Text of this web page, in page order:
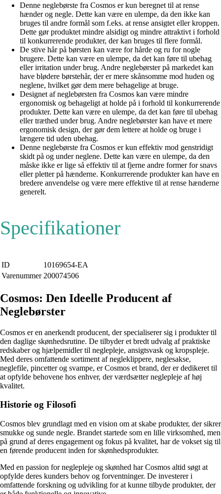
Denne neglebørste fra Cosmos er kun beregnet til at rense
hænder og negle. Dette kan være en ulempe, da den ikke kan
bruges til andre formål som f.eks. at rense ansigtet eller kroppen.
Dette gør produktet mindre alsidigt og mindre attraktivt i forhold
til konkurrerende produkter, der kan bruges til flere formål.
De stive hår på børsten kan være for hårde og ru for nogle
brugere. Dette kan være en ulempe, da det kan føre til ubehag
eller irritation under brug. Andre neglebørster på markedet kan
have blødere børstehår, der er mere skånsomme mod huden og
neglene, hvilket gør dem mere behagelige at bruge.
Designet af neglebørsten fra Cosmos kan være mindre
ergonomisk og behageligt at holde på i forhold til konkurrerende
produkter. Dette kan være en ulempe, da det kan føre til ubehag
eller træthed under brug. Andre neglebørster kan have et mere
ergonomisk design, der gør dem lettere at holde og bruge i
længere tid uden ubehag.
Denne neglebørste fra Cosmos er kun effektiv mod genstridigt
skidt på og under neglene. Dette kan være en ulempe, da den
måske ikke er lige så effektiv til at fjerne andre former for snavs
eller pletter på hænderne. Konkurrerende produkter kan have en
bredere anvendelse og være mere effektive til at rense hænderne
generelt.
Specifikationer
ID
10169654-EA
Varenummer 200074506
Cosmos: Den Ideelle Producent af
Neglebørster
Cosmos er en anerkendt producent, der specialiserer sig i produkter til
den daglige skønhedsrutine. De tilbyder et bredt udvalg af praktiske
redskaber og hjælpemidler til neglepleje, ansigtsvask og kropspleje.
Med deres omfattende sortiment af negleklippere, neglesakse,
neglefile, pincetter og svampe, er Cosmos et brand, der er dedikeret til
at opfylde behovene hos enhver, der værdsætter neglepleje af høj
kvalitet.
Historie og Filosofi
Cosmos blev grundlagt med en vision om at skabe produkter, der sikrer
smukke og sunde negle. Brandet startede som en lille virksomhed, men
på grund af deres engagement og fokus på kvalitet, har de vokset sig til
en førende producent inden for skønhedsprodukter.
Med en passion for neglepleje og skønhed har Cosmos altid søgt at
opfylde deres kunders behov og forventninger. De investerer i
omfattende forskning og udvikling for at kunne tilbyde produkter, der